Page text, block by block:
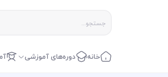
خانه دوره‌های آموزشی